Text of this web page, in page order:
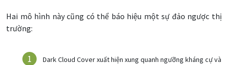
Hai mô hình này cũng có thể báo hiệu một sự đảo ngược thị
trường:
Dark Cloud Cover xuất hiện xung quanh ngưỡng kháng cự và